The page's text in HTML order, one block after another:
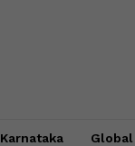
Karnataka Global